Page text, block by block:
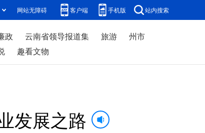
网站无障碍 客户端 手机版 站内搜索
政 云南省领导报道集 旅游
州市
趣看文物
发展之路